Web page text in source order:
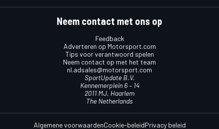
Neem contact met ons op
Feedback
Adverteren op Motorsport.com
Tips voor verantwoord spelen
Neem contact op met het team
nl.adsales@motorsport.com
SportUpdate B.V.
Kennemerplein 6 – 14
2011 MJ, Haarlem
The Netherlands
Algemene voorwaardenCookie-beleidPrivacy beleid